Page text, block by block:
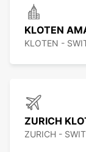
KLOTEN
KLOTEN -
ZURICH
ZURICH -